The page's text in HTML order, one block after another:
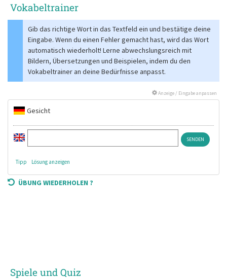
Vokabeltrainer
Gib das richtige Wort in das Textfeld ein und bestätige deine
Eingabe. Wenn du einen Fehler gemacht hast, wird das Wort
automatisch wiederholt! Lerne abwechslungsreich mit
Bildern, Übersetzungen und Beispielen, indem du den
Vokabeltrainer an deine Bedürfnisse anpasst.
Anzeige / Eingabe anpassen
Gesicht
Tipp Lösung anzeigen
ÜBUNG WIEDERHOLEN ?
Spiele und Quiz